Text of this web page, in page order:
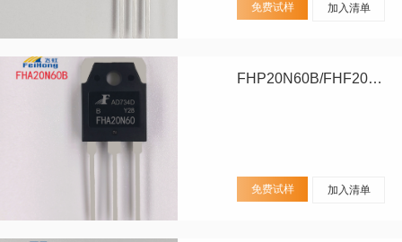
免费试样 加入清单
FHP20N60B/FHF20N60B/FHA20N60B
免费试样 加入清单